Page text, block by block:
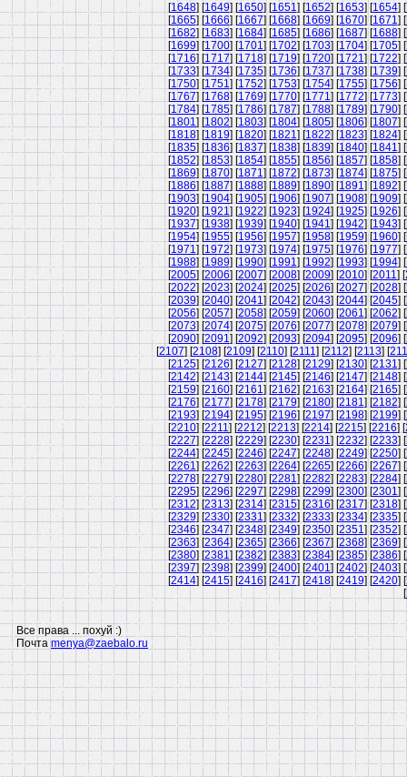
[1648] [1649] [1650] [1651] [1652] [1653] [1654] [
[1665] [1666] [1667] [1668] [1669] [1670] [1671] [
[1682] [1683] [1684] [1685] [1686] [1687] [1688] [
[1699] [1700] [1701] [1702] [1703] [1704] [1705] [
[1716] [1717] [1718] [1719] [1720] [1721] [1722] [
[1733] [1734] [1735] [1736] [1737] [1738] [1739] [
[1750] [1751] [1752] [1753] [1754] [1755] [1756] [
[1767] [1768] [1769] [1770] [1771] [1772] [1773] [
[1784] [1785] [1786] [1787] [1788] [1789] [1790] [
[1801] [1802] [1803] [1804] [1805] [1806] [1807] [
[1818] [1819] [1820] [1821] [1822] [1823] [1824] [
[1835] [1836] [1837] [1838] [1839] [1840] [1841] [
[1852] [1853] [1854] [1855] [1856] [1857] [1858] [
[1869] [1870] [1871] [1872] [1873] [1874] [1875] [
[1886] [1887] [1888] [1889] [1890] [1891] [1892] [
[1903] [1904] [1905] [1906] [1907] [1908] [1909] [
[1920] [1921] [1922] [1923] [1924] [1925] [1926] [
[1937] [1938] [1939] [1940] [1941] [1942] [1943] [
[1954] [1955] [1956] [1957] [1958] [1959] [1960] [
[1971] [1972] [1973] [1974] [1975] [1976] [1977] [
[1988] [1989] [1990] [1991] [1992] [1993] [1994] [
[2005] [2006] [2007] [2008] [2009] [2010] [2011] [
[2022] [2023] [2024] [2025] [2026] [2027] [2028] [
[2039] [2040] [2041] [2042] [2043] [2044] [2045] [
[2056] [2057] [2058] [2059] [2060] [2061] [2062] [
[2073] [2074] [2075] [2076] [2077] [2078] [2079] [
[2090] [2091] [2092] [2093] [2094] [2095] [2096] [
[2107] [2108] [2109] [2110] [2111] [2112] [2113] [
[2125] [2126] [2127] [2128] [2129] [2130] [2131] [
[2142] [2143] [2144] [2145] [2146] [2147] [2148] [
[2159] [2160] [2161] [2162] [2163] [2164] [2165] [
[2176] [2177] [2178] [2179] [2180] [2181] [2182] [
[2193] [2194] [2195] [2196] [2197] [2198] [2199] [
[2210] [2211] [2212] [2213] [2214] [2215] [2216] [
[2227] [2228] [2229] [2230] [2231] [2232] [2233] [
[2244] [2245] [2246] [2247] [2248] [2249] [2250] [
[2261] [2262] [2263] [2264] [2265] [2266] [2267] [
[2278] [2279] [2280] [2281] [2282] [2283] [2284] [
[2295] [2296] [2297] [2298] [2299] [2300] [2301] [
[2312] [2313] [2314] [2315] [2316] [2317] [2318] [
[2329] [2330] [2331] [2332] [2333] [2334] [2335] [
[2346] [2347] [2348] [2349] [2350] [2351] [2352] [
[2363] [2364] [2365] [2366] [2367] [2368] [2369] [
[2380] [2381] [2382] [2383] [2384] [2385] [2386] [
[2397] [2398] [2399] [2400] [2401] [2402] [2403] [
[2414] [2415] [2416] [2417] [2418] [2419] [2420] [
[
Все права ... похуй :)
Почта menya@zaebalo.ru